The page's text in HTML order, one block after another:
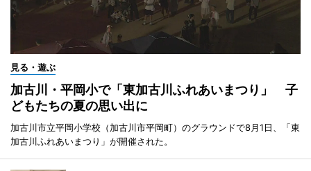
見る・遊ぶ
加古川・平岡小で「東加古川ふれあいまつり」 子
どもたちの夏の思い出に
加古川市立平岡小学校（加古川市平岡町）のグラウンドで8月1日、「東
加古川ふれあいまつり」が開催された。